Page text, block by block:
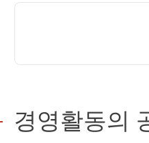
경영활동의